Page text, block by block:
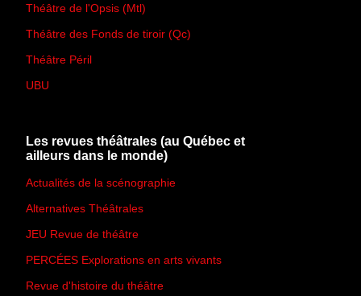
Théâtre de l'Opsis (Mtl)
Théâtre des Fonds de tiroir (Qc)
Théâtre Péril
UBU
Les revues théâtrales (au Québec et
ailleurs dans le monde)
Actualités de la scénographie
Alternatives Théâtrales
JEU Revue de théâtre
PERCÉES Explorations en arts vivants
Revue d'histoire du théâtre